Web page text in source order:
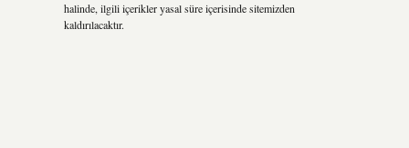
halinde, ilgili içerikler yasal süre içerisinde sitemizden
kaldırılacaktır.